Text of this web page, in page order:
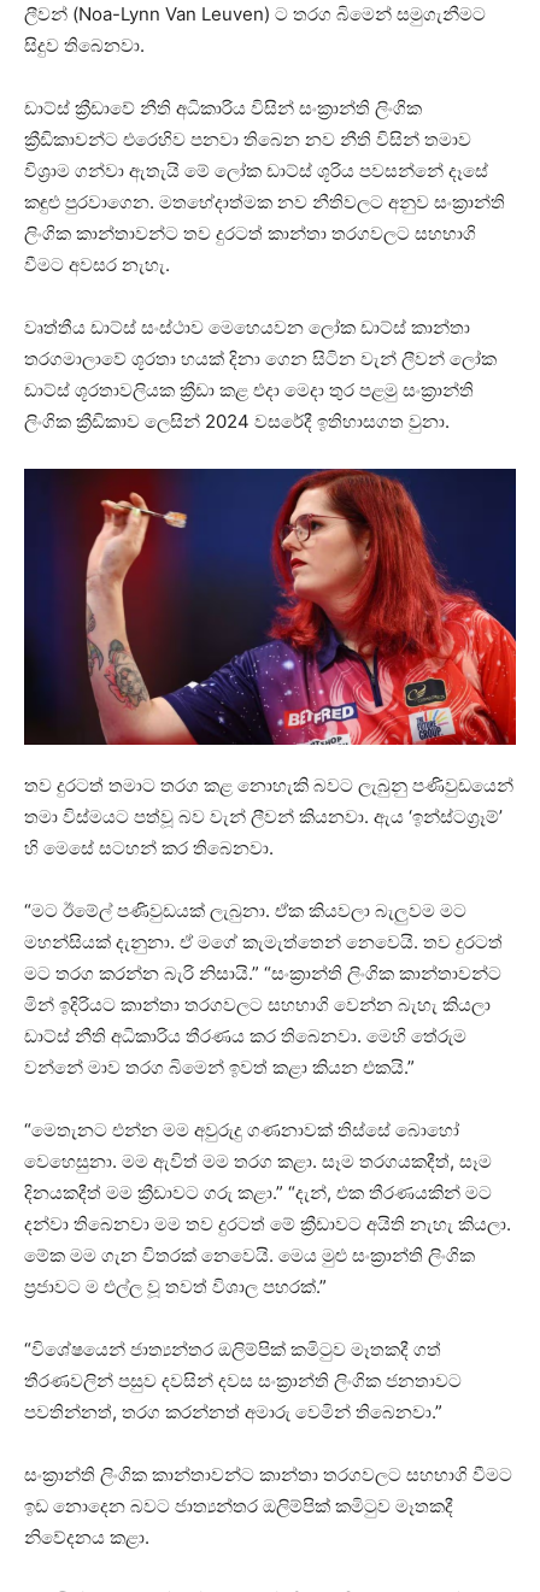
ලීවන් (Noa-Lynn Van Leuven) ට තරග බිමෙන් සමුගැනීමට
සිදුව තිබෙනවා.
ඩාට්ස් ක්‍රීඩාවේ නීති අධිකාරිය විසින් සංක්‍රාන්ති ලිංගික
ක්‍රීඩිකාවන්ට එරෙහිව පනවා තිබෙන නව නීති විසින් තමාව
විශ්‍රාම ගන්වා ඇතැයි මේ ලෝක ඩාට්ස් ශූරිය පවසන්නේ දෑසේ
කඳුළු පුරවාගෙන. මතභේදාත්මක නව නීතිවලට අනුව සංක්‍රාන්ති
ලිංගික කාන්තාවන්ට තව දුරටත් කාන්තා තරගවලට සහභාගි
වීමට අවසර නැහැ.
වෘත්තීය ඩාට්ස් සංස්ථාව මෙහෙයවන ලෝක ඩාට්ස් කාන්තා
තරගමාලාවේ ශූරතා හයක් දිනා ගෙන සිටින වැන් ලීවන් ලෝක
ඩාට්ස් ශූරතාවලියක ක්‍රීඩා කළ එදා මෙදා තුර පළමු සංක්‍රාන්ති
ලිංගික ක්‍රීඩිකාව ලෙසින් 2024 වසරේදී ඉතිහාසගත වුනා.
තව දුරටත් තමාට තරග කළ නොහැකි බවට ලැබුනු පණිවුඩයෙන්
තමා විස්මයට පත්වූ බව වැන් ලීවන් කියනවා. ඇය ‘ඉන්ස්ටග්‍රෑම්’
හි මෙසේ සටහන් කර තිබෙනවා.
“මට ඊමේල් පණිවුඩයක් ලැබුනා. ඒක කියවලා බැලුවම මට
මහන්සියක් දැනුනා. ඒ මගේ කැමැත්තෙන් නෙවෙයි. තව දුරටත්
මට තරග කරන්න බැරි නිසායි.” “සංක්‍රාන්ති ලිංගික කාන්තාවන්ට
මින් ඉදිරියට කාන්තා තරගවලට සහභාගි වෙන්න බැහැ කියලා
ඩාට්ස් නීති අධිකාරිය තීරණය කර තිබෙනවා. මෙහි තේරුම
වන්නේ මාව තරග බිමෙන් ඉවත් කළා කියන එකයි.”
“මෙතැනට එන්න මම අවුරුදු ගණනාවක් තිස්සේ බොහෝ
වෙහෙසුනා. මම ඇවිත් මම තරග කළා. සෑම තරගයකදීත්, සෑම
දිනයකදීත් මම ක්‍රීඩාවට ගරු කළා.” “දැන්, එක තීරණයකින් මට
දන්වා තිබෙනවා මම තව දුරටත් මේ ක්‍රීඩාවට අයිති නැහැ කියලා.
මේක මම ගැන විතරක් නෙවෙයි. මෙය මුළු සංක්‍රාන්ති ලිංගික
ප්‍රජාවට ම එල්ල වූ තවත් විශාල පහරක්.”
“විශේෂයෙන් ජාත්‍යන්තර ඔලිම්පික් කමිටුව මෑතකදී ගත්
තීරණවලින් පසුව දවසින් දවස සංක්‍රාන්ති ලිංගික ජනතාවට
පවතින්නත්, තරග කරන්නත් අමාරු වෙමින් තිබෙනවා.”
සංක්‍රාන්ති ලිංගික කාන්තාවන්ට කාන්තා තරගවලට සහභාගි වීමට
ඉඩ නොදෙන බවට ජාත්‍යන්තර ඔලිම්පික් කමිටුව මෑතකදී
නිවේදනය කළා.